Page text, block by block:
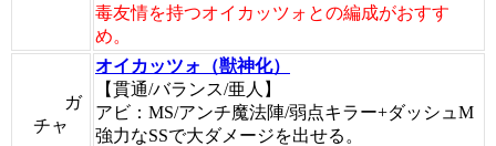
毒友情を持つオイカッツォとの編成がおすす
め。
ガ
チャ
オイカッツォ（獣神化）
【貫通/バランス/亜人】
アビ：MS/アンチ魔法陣/弱点キラー+ダッシュM
強力なSSで大ダメージを出せる。